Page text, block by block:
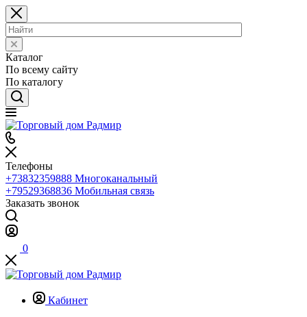
Каталог
По всему сайту
По каталогу
Телефоны
+73832359888 Многоканальный
+79529368836 Мобильная связь
Заказать звонок
0
Кабинет